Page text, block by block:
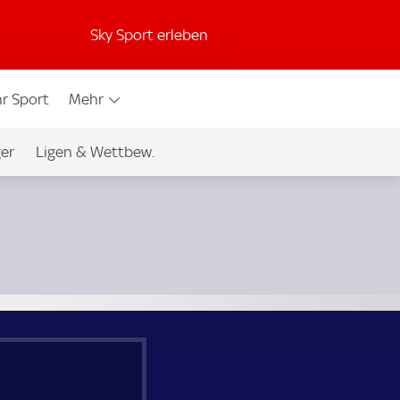
Sky Sport erleben
Sport Mehr
Ligen & Wettbew.